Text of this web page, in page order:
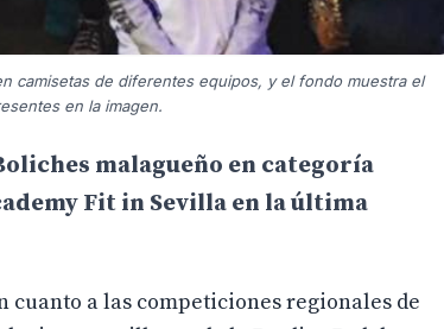
camisetas de diferentes equipos, y el fondo muestra el
en la imagen.
malagueño en categoría
Fit in Sevilla en la última
cuanto a las competiciones regionales de